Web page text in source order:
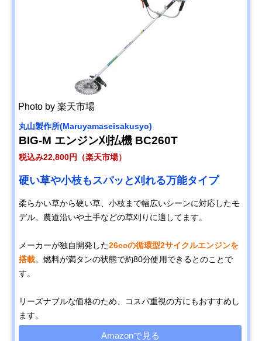
Photo by 楽天市場
丸山製作所(Maruyamaseisakusyo)
BIG-M エンジン刈払機 BC260T
税込み22,800円（楽天市場）
硬い草や小枝もスパッと刈れる万能タイプ
柔らかい草から硬い草、小枝まで幅広いシーンに対応したモ
デル。農道沿いや土手などの草刈りに適してます。
メーカーが独自開発した26ccの循環型2サイクルエンジンを
搭載。燃料が満タンの状態で約80分使用できるとのことで
す。
リーズナブルな価格のため、コスパ重視の方にもおすすめし
ます。
Amazonで見る